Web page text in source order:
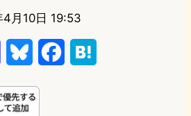
月10日 19:53
s
u